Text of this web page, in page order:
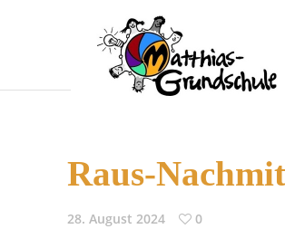
Raus-
28. August 2024
0